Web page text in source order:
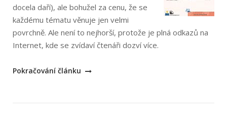
docela daří), ale bohužel za cenu, že se
každému tématu věnuje jen velmi
povrchně. Ale není to nejhorší, protože je plná odkazů na
Internet, kde se zvídaví čtenáři dozví více.
„Lynda
Pokračování článku